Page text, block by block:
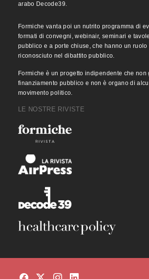
arabo Decode39.
Formiche vanta poi un nutrito programma di
formati di convegni, webinair, seminari e
pubblico e a porte chiuse, che hanno un ruolo
riconosciuto nel dibattito pubblico.
Formiche è un progetto indipendente che non
finanziamento pubblico e non è organo di
movimento politico.
LE NOSTRE RIVISTE